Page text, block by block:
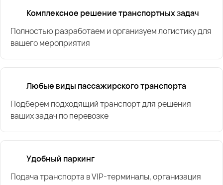
Комплексное решение транспортных задач
Полностью разработаем и организуем логистику для
вашего мероприятия
Любые виды пассажирского транспорта
Подберём подходящий транспорт для решения
ваших задач по перевозке
Удобный паркинг
Подача транспорта в VIP-терминалы, организация